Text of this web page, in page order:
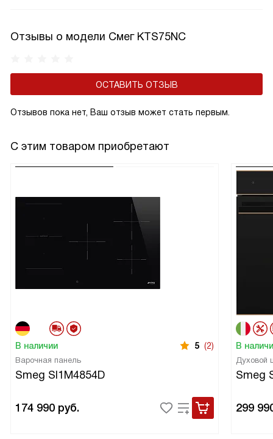
Отзывы о модели Смег KTS75NC
ОСТАВИТЬ ОТЗЫВ
Отзывов пока нет, Ваш отзыв может стать первым.
С этим товаром приобретают
В наличии 5 (2)
Варочная панель
Smeg SI1M4854D
174 990 руб.
В
Духовой
Smeg
299